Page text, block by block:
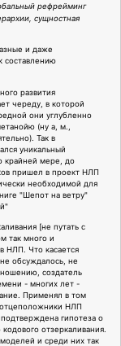
рефрейминг
сущностная
и даже
составлению
развития
череду, в которой
они углубленно
(ну а, м.,
Так в
уникальный
крайней мере, до
пришел в проект НЛП
необходимой для
"Шепот на ветру"
[не путать с
так много и
НЛП. Что касается
обсуждалось, не
создатель
- многих лет -
Применял в том
НЛП
гипотеза о
отзеркаливания.
и среди них так